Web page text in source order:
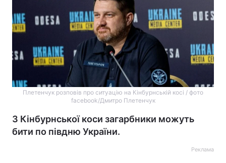
Плетенчук розповів про ситуацію на Кінбурнській косі / фото
facebook/Дмитро Плетенчук
З Кінбурнської коси загарбники можуть
бити по півдню України.
Реклама